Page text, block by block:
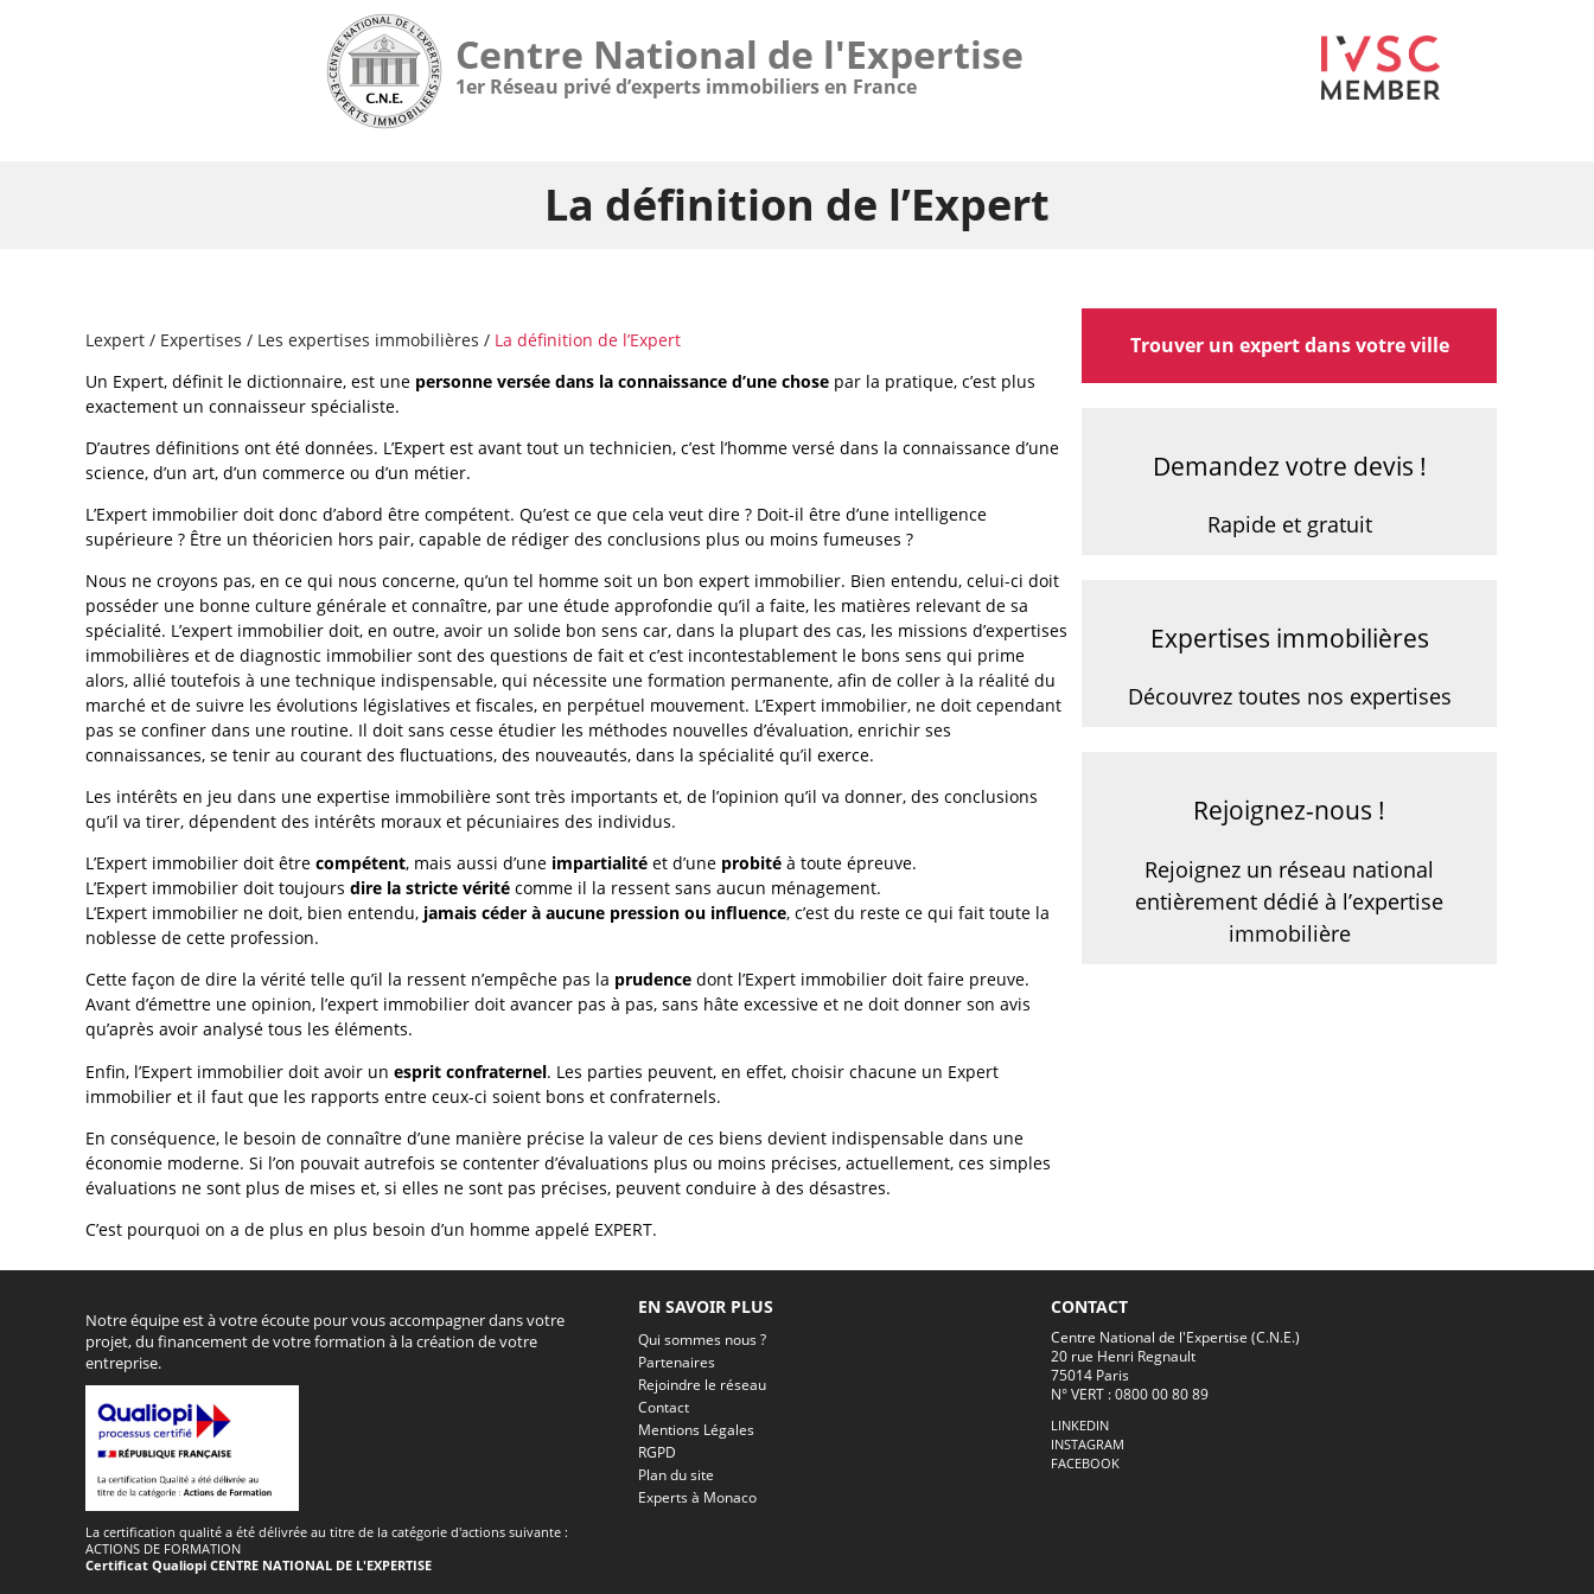
Centre National de l'Expertise
1er Réseau privé d’experts immobiliers en France
La définition de l’Expert
Lexpert / Expertises / Les expertises immobilières / La définition de l’Expert
Un Expert, définit le dictionnaire, est une personne versée dans la connaissance d’une chose par la pratique, c’est plus
exactement un connaisseur spécialiste.
D’autres définitions ont été données. L’Expert est avant tout un technicien, c’est l’homme versé dans la connaissance d’une
science, d’un art, d’un commerce ou d’un métier.
L’Expert immobilier doit donc d’abord être compétent. Qu’est ce que cela veut dire ? Doit-il être d’une intelligence
supérieure ? Être un théoricien hors pair, capable de rédiger des conclusions plus ou moins fumeuses ?
Nous ne croyons pas, en ce qui nous concerne, qu’un tel homme soit un bon expert immobilier. Bien entendu, celui-ci doit
posséder une bonne culture générale et connaître, par une étude approfondie qu’il a faite, les matières relevant de sa
spécialité. L’expert immobilier doit, en outre, avoir un solide bon sens car, dans la plupart des cas, les missions d’expertises
immobilières et de diagnostic immobilier sont des questions de fait et c’est incontestablement le bons sens qui prime
alors, allié toutefois à une technique indispensable, qui nécessite une formation permanente, afin de coller à la réalité du
marché et de suivre les évolutions législatives et fiscales, en perpétuel mouvement. L’Expert immobilier, ne doit cependant
pas se confiner dans une routine. Il doit sans cesse étudier les méthodes nouvelles d’évaluation, enrichir ses
connaissances, se tenir au courant des fluctuations, des nouveautés, dans la spécialité qu’il exerce.
Les intérêts en jeu dans une expertise immobilière sont très importants et, de l’opinion qu’il va donner, des conclusions
qu’il va tirer, dépendent des intérêts moraux et pécuniaires des individus.
L’Expert immobilier doit être compétent, mais aussi d’une impartialité et d’une probité à toute épreuve.
L’Expert immobilier doit toujours dire la stricte vérité comme il la ressent sans aucun ménagement.
L’Expert immobilier ne doit, bien entendu, jamais céder à aucune pression ou influence, c’est du reste ce qui fait toute la
noblesse de cette profession.
Cette façon de dire la vérité telle qu’il la ressent n’empêche pas la prudence dont l’Expert immobilier doit faire preuve.
Avant d’émettre une opinion, l’expert immobilier doit avancer pas à pas, sans hâte excessive et ne doit donner son avis
qu’après avoir analysé tous les éléments.
Enfin, l’Expert immobilier doit avoir un esprit confraternel. Les parties peuvent, en effet, choisir chacune un Expert
immobilier et il faut que les rapports entre ceux-ci soient bons et confraternels.
En conséquence, le besoin de connaître d’une manière précise la valeur de ces biens devient indispensable dans une
économie moderne. Si l’on pouvait autrefois se contenter d’évaluations plus ou moins précises, actuellement, ces simples
évaluations ne sont plus de mises et, si elles ne sont pas précises, peuvent conduire à des désastres.
C’est pourquoi on a de plus en plus besoin d’un homme appelé EXPERT.
Trouver un expert dans votre ville
Demandez votre devis !
Rapide et gratuit
Expertises immobilières
Découvrez toutes nos expertises
Rejoignez-nous !
Rejoignez un réseau national
entièrement dédié à l’expertise
immobilière
Notre équipe est à votre écoute pour vous accompagner dans votre
projet, du financement de votre formation à la création de votre
entreprise.
La certification qualité a été délivrée au titre de la catégorie d'actions suivante :
ACTIONS DE FORMATION
Certificat Qualiopi CENTRE NATIONAL DE L'EXPERTISE
EN SAVOIR PLUS
Qui sommes nous ?
Partenaires
Rejoindre le réseau
Contact
Mentions Légales
RGPD
Plan du site
Experts à Monaco
CONTACT
Centre National de l'Expertise (C.N.E.)
20 rue Henri Regnault
75014 Paris
N° VERT : 0800 00 80 89
LINKEDIN
INSTAGRAM
FACEBOOK